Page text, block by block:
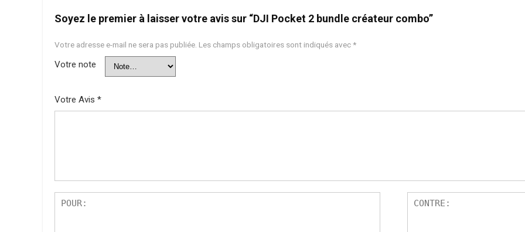
Soyez le premier à laisser votre avis sur “DJI Pocket 2 bundle créateur combo”
Votre adresse e-mail ne sera pas publiée. Les champs obligatoires sont indiqués avec *
Votre note
Votre Avis *